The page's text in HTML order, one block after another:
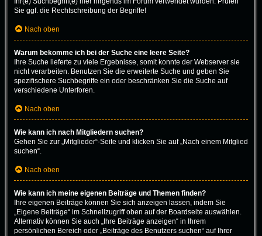
Sie ggf. die Rechtschreibung der Begriffe!
Nach oben
Warum bekomme ich bei der Suche eine leere Seite?
Ihre Suche lieferte zu viele Ergebnisse, somit konnte der Webserver sie
nicht verarbeiten. Benutzen Sie die erweiterte Suche und geben Sie
spezifischere Suchbegriffe ein oder beschränken Sie die Suche auf
verschiedene Unterforen.
Nach oben
Wie kann ich nach Mitgliedern suchen?
Gehen Sie zur „Mitglieder“-Seite und klicken Sie auf „Nach einem Mitglied
suchen“.
Nach oben
Wie kann ich meine eigenen Beiträge und Themen finden?
Ihre eigenen Beiträge können Sie sich anzeigen lassen, indem Sie
„Eigene Beiträge“ im Schnellzugriff oben auf der Boardseite auswählen.
Alternativ können Sie auch „Ihre Beiträge anzeigen“ in Ihrem
persönlichen Bereich oder „Beiträge des Benutzers suchen“ auf Ihrer